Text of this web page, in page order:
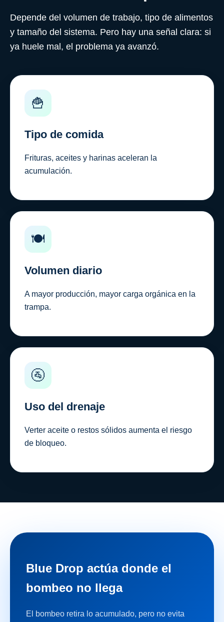
Depende del volumen de trabajo, tipo de alimentos
y tamaño del sistema. Pero hay una señal clara: si
ya huele mal, el problema ya avanzó.
🍟
Tipo de comida
Frituras, aceites y harinas aceleran la
acumulación.
🍽️
Volumen diario
A mayor producción, mayor carga orgánica en la
trampa.
🚰
Uso del drenaje
Verter aceite o restos sólidos aumenta el riesgo
de bloqueo.
Blue Drop actúa donde el
bombeo no llega
El bombeo retira lo acumulado, pero no evita